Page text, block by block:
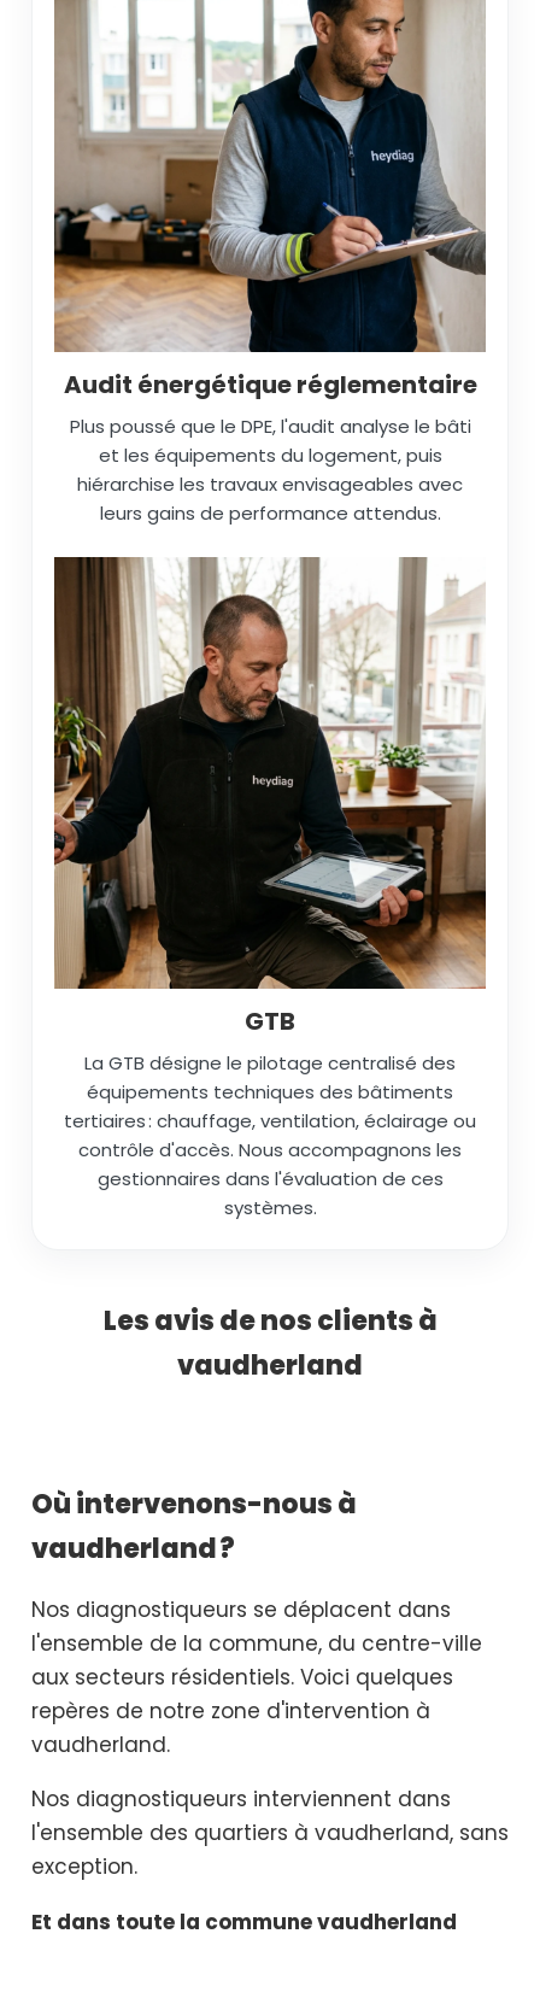
Audit énergétique réglementaire
Plus poussé que le DPE, l'audit analyse le bâti
et les équipements du logement, puis
hiérarchise les travaux envisageables avec
leurs gains de performance attendus.
GTB
La GTB désigne le pilotage centralisé des
équipements techniques des bâtiments
tertiaires : chauffage, ventilation, éclairage ou
contrôle d'accès. Nous accompagnons les
gestionnaires dans l'évaluation de ces
systèmes.
Les avis de nos clients à
vaudherland
Où intervenons-nous à
vaudherland ?
Nos diagnostiqueurs se déplacent dans
l'ensemble de la commune, du centre-ville
aux secteurs résidentiels. Voici quelques
repères de notre zone d'intervention à
vaudherland.
Nos diagnostiqueurs interviennent dans
l'ensemble des quartiers à vaudherland, sans
exception.
Et dans toute la commune vaudherland